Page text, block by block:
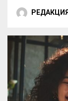
РЕДАКЦИЯ